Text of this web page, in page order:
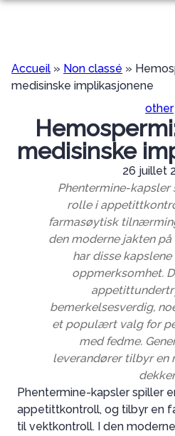
Aller
PRÉVOIR SES OBSÈQUES
MARBRERIE FUNÉRAIRE
SERVICES AUX FAMILLES
AGENCE DE CHANTONNAY
AGENCE DE FONTENAY-LE-
AGENCE DE SAINT-HILAIRE-LA-
AGENCE DE COURÇON
AGENCE DE SAINTE-HERMINE
AGENCE DE NALLIERS
AGENCE DES ESSARTS-EN-
AGENCE DE LA FERRIÈRE
NOS CHAMBRES FUNERAIRES
CHANTONNAY
FONTENAY-LE-COMTE
SAINT-HILAIRE-LA-PALUD
COURÇON
SAINTE-HERMINE
ESSARTS-EN-BOCAGE
FERRIÈRE
ESPACES HOMMAGES
PLAQUES OBSÈQUES
Accueil » Non classé »
medisinske implikasjonene
other
medisinske
26 juillet
Phentermine-kapsler
rolle i
farmasøytisk
den moderne jakten
har disse
oppmerksomhet.
bemerkelsesverdig,
et populært valg for
med fedme.
leverandører tilbyr en
Phentermine-kapsler spiller
appetittkontroll, og tilbyr en
til vektkontroll. I den